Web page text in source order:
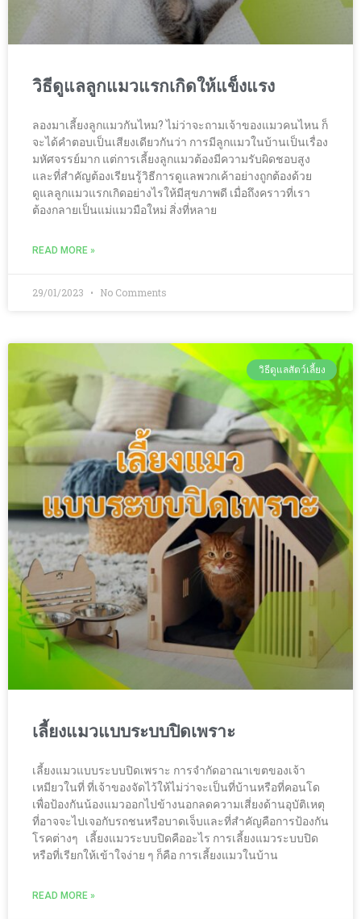
วิธีดูแลลูกแมวแรกเกิดให้แข็งแรง
ลองมาเลี้ยงลูกแมวกันไหม? ไม่ว่าจะถามเจ้าของแมวคนไหน ก็
จะได้คำตอบเป็นเสียงเดียวกันว่า การมีลูกแมวในบ้านเป็นเรื่อง
มหัศจรรย์มาก แต่การเลี้ยงลูกแมวต้องมีความรับผิดชอบสูง
และที่สำคัญต้องเรียนรู้วิธีการดูแลพวกเค้าอย่างถูกต้องด้วย
ดูแลลูกแมวแรกเกิดอย่างไรให้มีสุขภาพดี เมื่อถึงคราวที่เรา
ต้องกลายเป็นแม่แมวมือใหม่ สิ่งที่หลาย
READ MORE »
29/01/2023 No Comments
วิธีดูแลสัตว์เลี้ยง
เลี้ยงแมวแบบระบบปิดเพราะ
เลี้ยงแมวแบบระบบปิดเพราะ การจำกัดอาณาเขตของเจ้า
เหมียวในที่ ที่เจ้าของจัดไว้ให้ไม่ว่าจะเป็นที่บ้านหรือที่คอนโด
เพื่อป้องกันน้องแมวออกไปข้างนอกลดความเสี่ยงด้านอุบัติเหตุ
ที่อาจจะไปเจอกับรถชนหรือบาดเจ็บและที่สำคัญคือการป้องกัน
โรคต่างๆ เลี้ยงแมวระบบปิดคืออะไร การเลี้ยงแมวระบบปิด
หรือที่เรียกให้เข้าใจง่าย ๆ ก็คือ การเลี้ยงแมวในบ้าน
READ MORE »